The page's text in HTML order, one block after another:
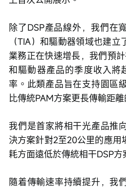
除了DSP產品線外，我們在
（TIA）和驅動器領域也建
業務正在快速增長，我們預
和驅動器產品的季度收入將
率。此類產品旨在支持園區
比傳統PAM方案更長傳輸距離
我們是首家將相干光產品推
決方案針對2至20公里的應用
耗方面遠低於傳統相干DSP方
隨着傳輸速率持續提升，我